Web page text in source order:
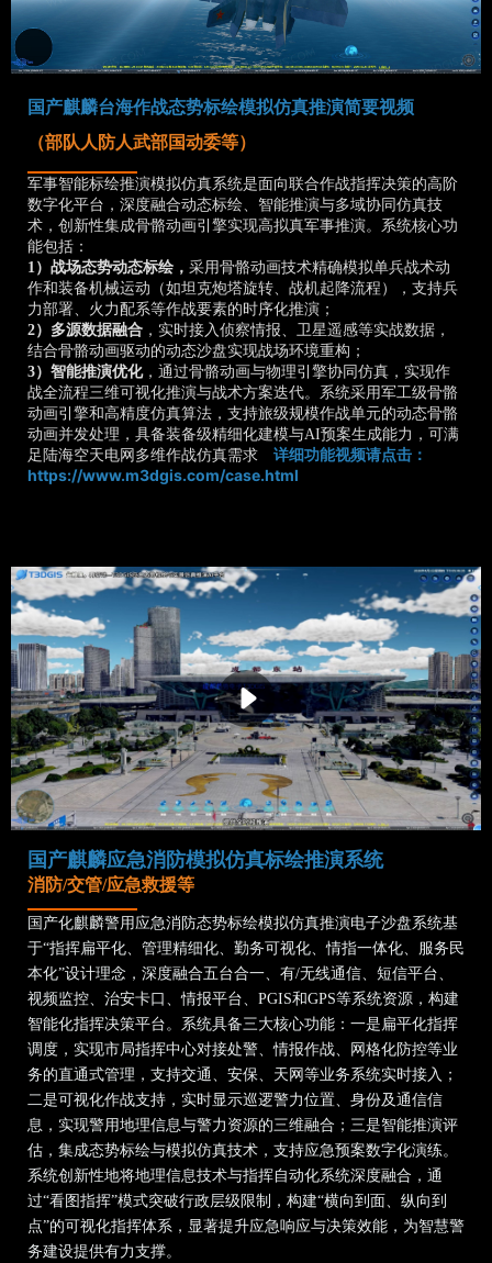
国产麒麟台海作战态势标绘模拟仿真推演简要视频
（部队人防人武部国动委等）
军事智能标绘推演模拟仿真系统是面向联合作战指挥决策的高阶
数字化平台，深度融合动态标绘、智能推演与多域协同仿真技
术，创新性集成骨骼动画引擎实现高拟真军事推演。系统核心功
能包括：
1）战场态势动态标绘， 采用骨骼动画技术精确模拟单兵战术动
作和装备机械运动（如坦克炮塔旋转、战机起降流程），支持兵
力部署、火力配系等作战要素的时序化推演；
2）多源数据融合 ，实时接入侦察情报、卫星遥感等实战数据，
结合骨骼动画驱动的动态沙盘实现战场环境重构；
3）智能推演优化，通过骨骼动画与物理引擎协同仿真，实现作
战全流程三维可视化推演与战术方案迭代。系统采用军工级骨骼
动画引擎和高精度仿真算法，支持旅级规模作战单元的动态骨骼
动画并发处理，具备装备级精细化建模与AI预案生成能力，可满
足陆海空天电网多维作战仿真需求
详细功能视频请点击：
https://www.m3dgis.com/case.html
国产麒麟应急消防模拟仿真标绘推演系统
消防/交管/应急救援等
国产化麒麟警用应急消防态势标绘模拟仿真推演电子沙盘系统基
于“指挥扁平化、管理精细化、勤务可视化、情指一体化、服务民
本化”设计理念，深度融合五台合一、有/无线通信、短信平台、
视频监控、治安卡口、情报平台、PGIS和GPS等系统资源，构建
智能化指挥决策平台。 系统具备三大核心功能：一是扁平化指挥
调度，实现市局指挥中心对接处警、情报作战、网格化防控等业
务的直通式管理，支持交通、安保、天网等业务系统实时接入；
二是可视化作战支持，实时显示巡逻警力位置、身份及通信信
息，实现警用地理信息与警力资源的三维融合；三是智能推演评
估，集成态势标绘与模拟仿真技术，支持应急预案数字化演练。
系统创新性地将地理信息技术与指挥自动化系统深度融合，通
过“看图指挥”模式突破行政层级限制，构建“横向到面、纵向到
点”的可视化指挥体系，显著提升应急响应与决策效能，为智慧警
务建设提供有力支撑。